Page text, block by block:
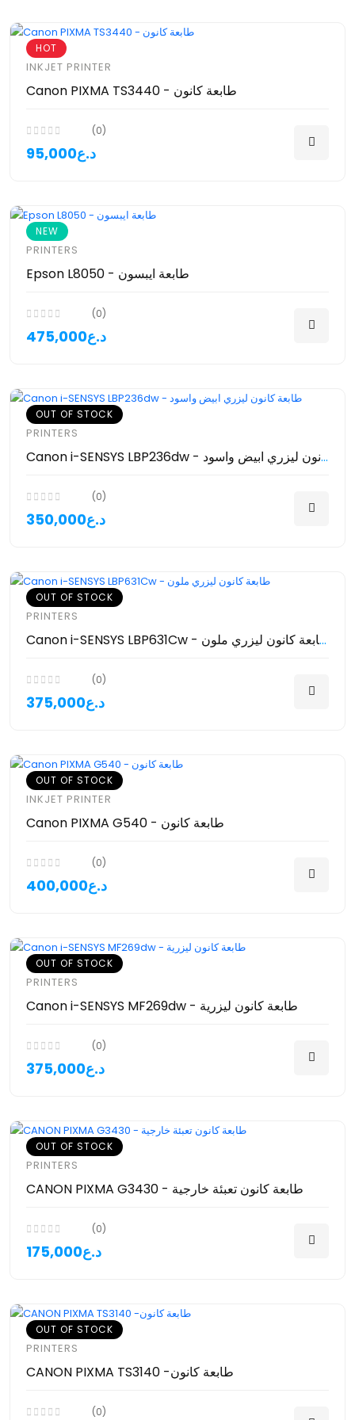
HOT
INKJET PRINTER
Canon PIXMA TS3440 - طابعة كانون
(0)
95,000د.ع
NEW
PRINTERS
Epson L8050 - طابعة ايبسون
(0)
475,000د.ع
OUT OF STOCK
PRINTERS
Canon i-SENSYS LBP236dw - طابعة كانون ليزري ابيض واسود
(0)
350,000د.ع
OUT OF STOCK
PRINTERS
Canon i-SENSYS LBP631Cw - طابعة كانون ليزري ملون
(0)
375,000د.ع
OUT OF STOCK
INKJET PRINTER
Canon PIXMA G540 - طابعة كانون
(0)
400,000د.ع
OUT OF STOCK
PRINTERS
Canon i-SENSYS MF269dw - طابعة كانون ليزرية
(0)
375,000د.ع
OUT OF STOCK
PRINTERS
CANON PIXMA G3430 - طابعة كانون تعبئة خارجية
(0)
175,000د.ع
OUT OF STOCK
PRINTERS
CANON PIXMA TS3140 -طابعة كانون
(0)